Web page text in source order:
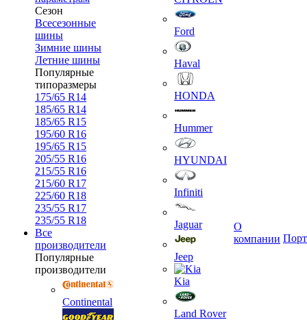
Сезон
Всесезонные
шины
Зимние шины
Летние шины
Популярные
типоразмеры
175/65 R14
185/65 R14
185/65 R15
195/60 R16
195/65 R15
205/55 R16
215/55 R16
215/60 R17
225/60 R18
235/55 R17
235/55 R18
Все
производители
Популярные
производители
Continental
Ford
Haval
HONDA
Hummer
HYUNDAI
Infiniti
Jaguar
Jeep
Kia
Land Rover
О
компании